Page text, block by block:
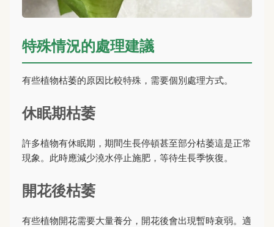
特殊情況的處理建議
有些植物枯萎的原因比較特殊，需要個別處理方式。
休眠期枯萎
許多植物有休眠期，期間生長停頓甚至部分枯萎這是正常
現象。此時應減少澆水停止施肥，等待生長季恢復。
開花後枯萎
有些植物開花需要大量養分，開花後會出現暫時衰弱。適